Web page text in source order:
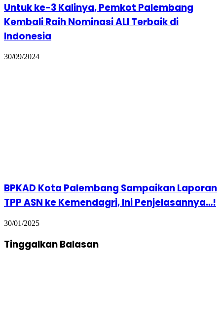
Untuk ke-3 Kalinya, Pemkot Palembang
Kembali Raih Nominasi ALI Terbaik di
Indonesia
30/09/2024